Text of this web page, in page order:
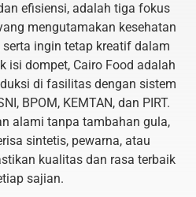
efisiensi, adalah tiga fokus
mengutamakan kesehatan
ingin tetap kreatif dalam
isi dompet, Cairo Food adalah
di fasilitas dengan sistem
BPOM, KEMTAN, dan PIRT.
alami tanpa tambahan gula,
sintetis, pewarna, atau
kualitas dan rasa terbaik
sajian.